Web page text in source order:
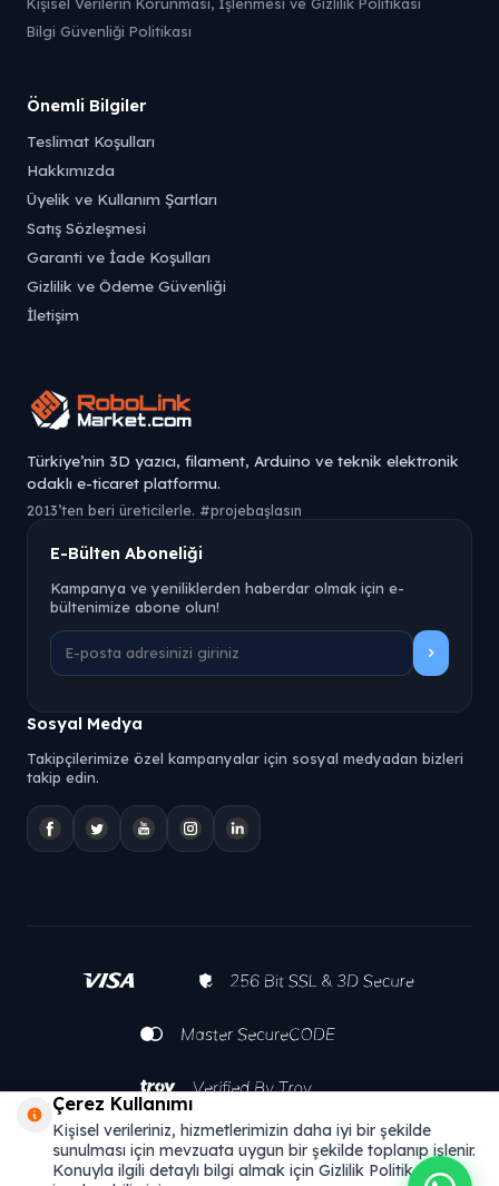
Bilgi Güvenliği Politikası
Önemli Bilgiler
Teslimat Koşulları
Hakkımızda
Üyelik ve Kullanım Şartları
Satış Sözleşmesi
Garanti ve İade Koşulları
Gizlilik ve Ödeme Güvenliği
İletişim
Türkiye’nin 3D yazıcı, filament, Arduino ve teknik elektronik
odaklı e-ticaret platformu.
2013’ten beri üreticilerle. #projebaşlasın
E-Bülten Aboneliği
Kampanya ve yeniliklerden haberdar olmak için e-
bültenimize abone olun!
Sosyal Medya
Takipçilerimize özel kampanyalar için sosyal medyadan bizleri
takip edin.
Çerez Kullanımı
Kişisel verileriniz, hizmetlerimizin daha iyi bir şekilde
sunulması için mevzuata uygun bir şekilde toplanıp işlenir.
Konuyla ilgili detaylı bilgi almak için Gizlilik Politikamızı